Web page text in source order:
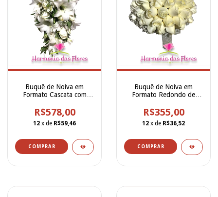
Buquê de Noiva em
Formato Cascata com
Lírios Brancos, Rosas
Brancas, Alstroemerias
Brancas e Gypsofilla -
R$578,00
12 x de R$59,46
Buquê de Noiva em
Formato Redondo de
BN00208
R$355,00
12 x de R$36,52
COMPRAR